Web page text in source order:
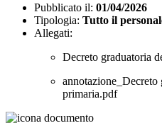
Pubblicato il: 01/04/2026
Tipologia: Tutto il
Allegati:
Decreto graduatoria
primaria.pdf